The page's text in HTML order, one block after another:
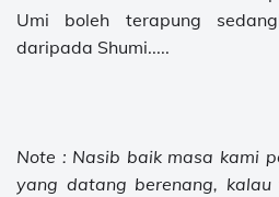
Umi boleh terapung
daripada Shumi.....
Note : Nasib baik masa kami
yang datang berenang,